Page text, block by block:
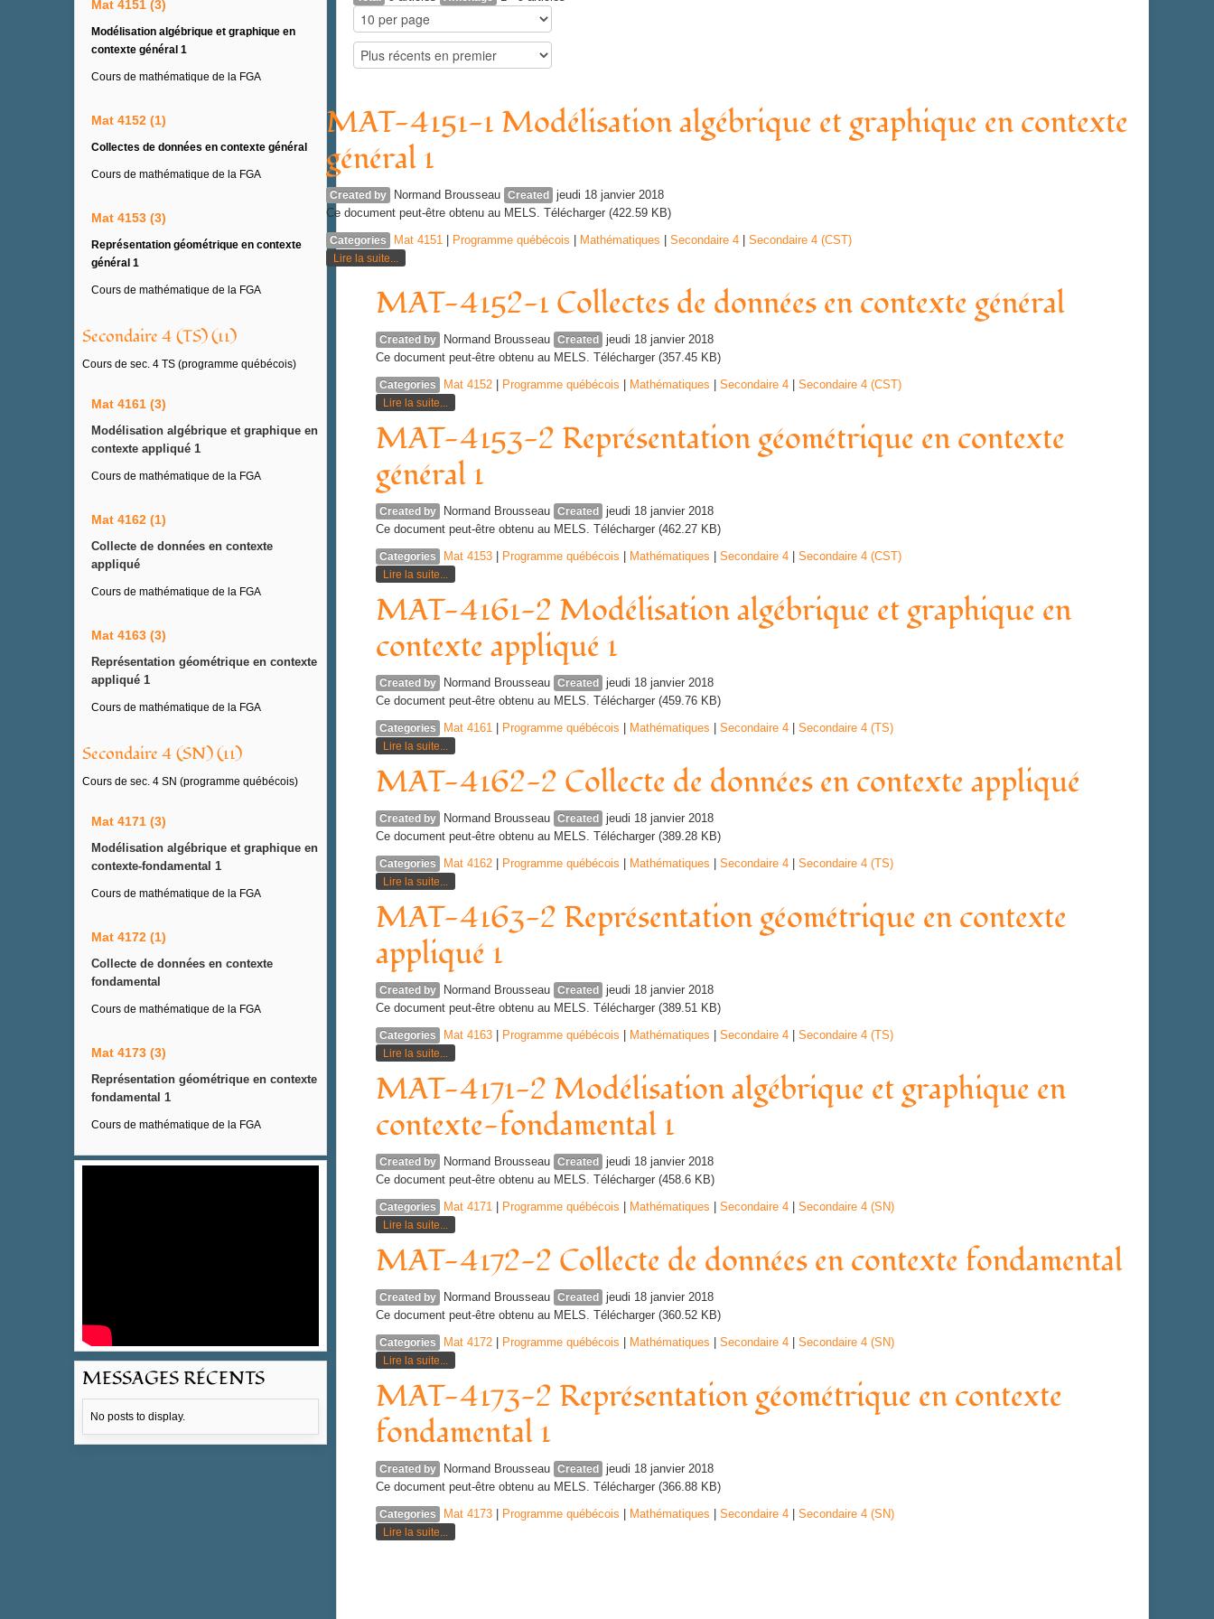
Mat 4151 (3)
Modélisation algébrique et graphique en
contexte général 1
Cours de mathématique de la FGA
Mat 4152 (1)
Collectes de données en contexte général
Cours de mathématique de la FGA
Mat 4153 (3)
Représentation géométrique en contexte
général 1
Cours de mathématique de la FGA
Secondaire 4 (TS) (11)
Cours de sec. 4 TS (programme québécois)
Mat 4161 (3)
Modélisation algébrique et graphique en
contexte appliqué 1
Cours de mathématique de la FGA
Mat 4162 (1)
Collecte de données en contexte
appliqué
Cours de mathématique de la FGA
Mat 4163 (3)
Représentation géométrique en contexte
appliqué 1
Cours de mathématique de la FGA
Secondaire 4 (SN) (11)
Cours de sec. 4 SN (programme québécois)
Mat 4171 (3)
Modélisation algébrique et graphique en
contexte-fondamental 1
Cours de mathématique de la FGA
Mat 4172 (1)
Collecte de données en contexte
fondamental
Cours de mathématique de la FGA
Mat 4173 (3)
Représentation géométrique en contexte
fondamental 1
Cours de mathématique de la FGA
MESSAGES RÉCENTS
No posts to display.
MAT-4151-1 Modélisation algébrique et graphique en contexte
général 1
Created by Normand Brousseau Created
jeudi 18 janvier 2018
Ce document peut-être obtenu au MELS. Télécharger (422.59 KB)
Categories Mat 4151 Programme québécois Mathématiques Secondaire 4 Secondaire 4 (CST)
Lire la suite...
MAT-4152-1 Collectes de données en contexte général
Created by Normand Brousseau Created
jeudi 18 janvier 2018
Ce document peut-être obtenu au MELS. Télécharger (357.45 KB)
Categories Mat 4152 Programme québécois Mathématiques Secondaire 4 Secondaire 4 (CST)
Lire la suite...
MAT-4153-2 Représentation géométrique en contexte
général 1
Created by Normand Brousseau Created
jeudi 18 janvier 2018
Ce document peut-être obtenu au MELS. Télécharger (462.27 KB)
Categories Mat 4153 Programme québécois Mathématiques Secondaire 4 Secondaire 4 (CST)
Lire la suite...
MAT-4161-2 Modélisation algébrique et graphique en
contexte appliqué 1
Created by Normand Brousseau Created
jeudi 18 janvier 2018
Ce document peut-être obtenu au MELS. Télécharger (459.76 KB)
Categories Mat 4161 Programme québécois Mathématiques Secondaire 4 Secondaire 4 (TS)
Lire la suite...
MAT-4162-2 Collecte de données en contexte appliqué
Created by Normand Brousseau Created
jeudi 18 janvier 2018
Ce document peut-être obtenu au MELS. Télécharger (389.28 KB)
Categories Mat 4162 Programme québécois Mathématiques Secondaire 4 Secondaire 4 (TS)
Lire la suite...
MAT-4163-2 Représentation géométrique en contexte
appliqué 1
Created by Normand Brousseau Created
jeudi 18 janvier 2018
Ce document peut-être obtenu au MELS. Télécharger (389.51 KB)
Categories Mat 4163 Programme québécois Mathématiques Secondaire 4 Secondaire 4 (TS)
Lire la suite...
MAT-4171-2 Modélisation algébrique et graphique en
contexte-fondamental 1
Created by Normand Brousseau Created
jeudi 18 janvier 2018
Ce document peut-être obtenu au MELS. Télécharger (458.6 KB)
Categories Mat 4171 Programme québécois Mathématiques Secondaire 4 Secondaire 4 (SN)
Lire la suite...
MAT-4172-2 Collecte de données en contexte fondamental
Created by Normand Brousseau Created
jeudi 18 janvier 2018
Ce document peut-être obtenu au MELS. Télécharger (360.52 KB)
Categories Mat 4172 Programme québécois Mathématiques Secondaire 4 Secondaire 4 (SN)
Lire la suite...
MAT-4173-2 Représentation géométrique en contexte
fondamental 1
Created by Normand Brousseau Created
jeudi 18 janvier 2018
Ce document peut-être obtenu au MELS. Télécharger (366.88 KB)
Categories Mat 4173 Programme québécois Mathématiques Secondaire 4 Secondaire 4 (SN)
Lire la suite...